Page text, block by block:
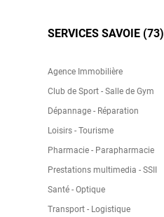
SERVICES SAVOIE (73)
Agence Immobilière
Club de Sport - Salle de Gym
Dépannage - Réparation
Loisirs - Tourisme
Pharmacie - Parapharmacie
Prestations multimedia - SSII
Santé - Optique
Transport - Logistique